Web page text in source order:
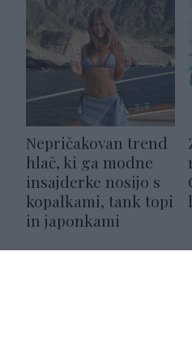
Nepričakovan trend
hlač, ki ga modne
insajderke nosijo s
kopalkami, tank topi
in japonkami